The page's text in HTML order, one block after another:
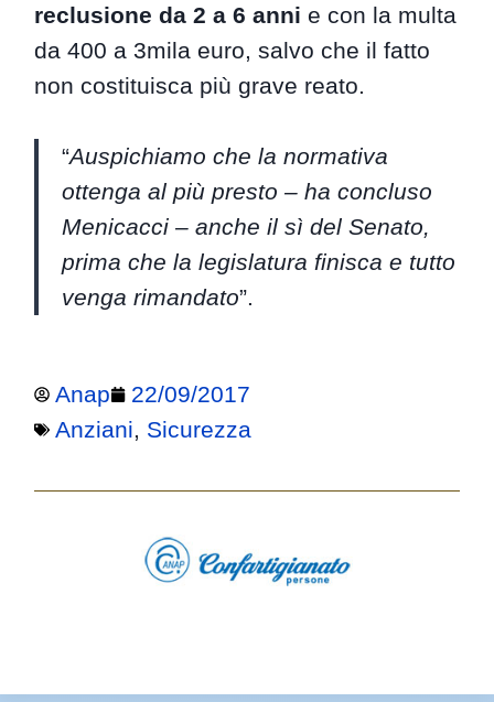
reclusione da 2 a 6 anni e con la multa
da 400 a 3mila euro, salvo che il fatto
non costituisca più grave reato.
“Auspichiamo che la normativa
ottenga al più presto – ha concluso
Menicacci – anche il sì del Senato,
prima che la legislatura finisca e tutto
venga rimandato”.
Anap
22/09/2017
Anziani
Sicurezza